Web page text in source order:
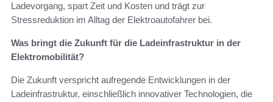
Ladevorgang, spart Zeit und Kosten und trägt zur
Stressreduktion im Alltag der Elektroautofahrer bei.
Was bringt die Zukunft für die Ladeinfrastruktur in der
Elektromobilität?
Die Zukunft verspricht aufregende Entwicklungen in der
Ladeinfrastruktur, einschließlich innovativer Technologien, die